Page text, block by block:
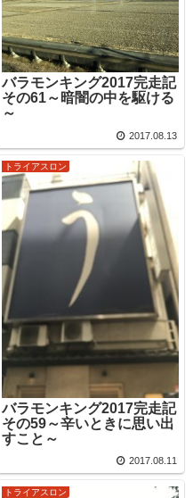
バラモンキング2017完走記
その61～暗闇の中を駆ける
～
2017.08.13
トライアスロン
バラモンキング2017完走記
その59～辛いときに思い出
すこと～
2017.08.11
トライアスロン